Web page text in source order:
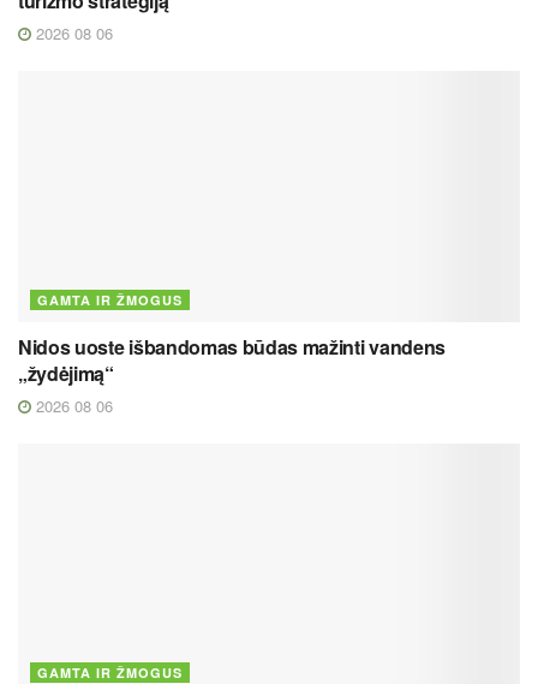
2026 08 06
GAMTA IR ŽMOGUS
Nidos uoste išbandomas būdas mažinti vandens
„žydėjimą“
2026 08 06
GAMTA IR ŽMOGUS